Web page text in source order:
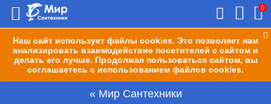
Наш сайт использует файлы cookies. Это позволяет нам
анализировать взаимодействие посетителей с сайтом и
делать его лучше. Продолжая пользоваться сайтом, вы
соглашаетесь с использованием файлов cookies.
0
Мир Сантехники